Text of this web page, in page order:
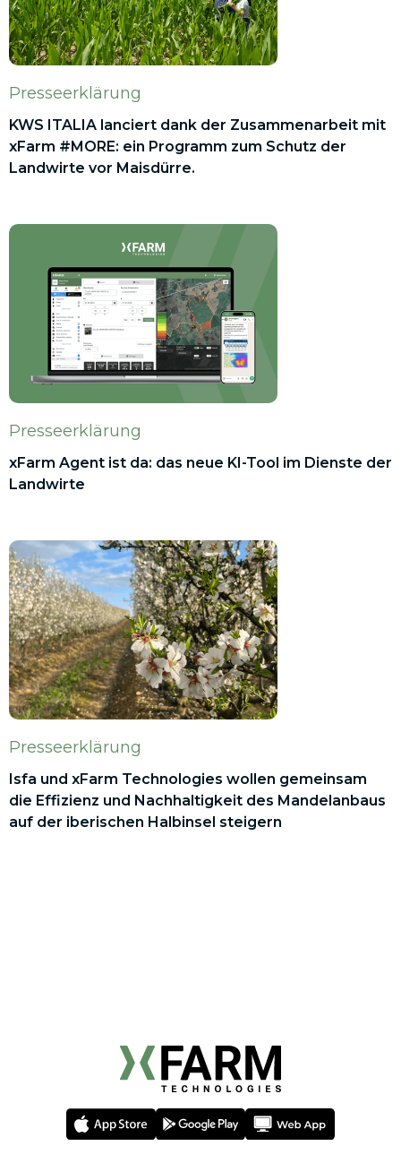
Presseerklärung
KWS ITALIA lanciert dank der Zusammenarbeit mit
xFarm #MORE: ein Programm zum Schutz der
Landwirte vor Maisdürre.
Presseerklärung
xFarm Agent ist da: das neue KI-Tool im Dienste der
Landwirte
Presseerklärung
Isfa und xFarm Technologies wollen gemeinsam
die Effizienz und Nachhaltigkeit des Mandelanbaus
auf der iberischen Halbinsel steigern